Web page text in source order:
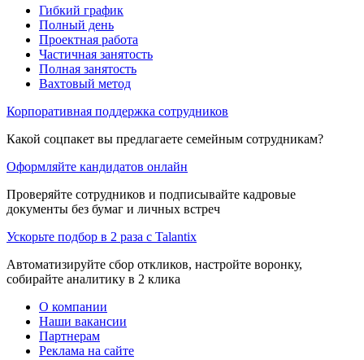
Гибкий график
Полный день
Проектная работа
Частичная занятость
Полная занятость
Вахтовый метод
Корпоративная поддержка сотрудников
Какой соцпакет вы предлагаете семейным сотрудникам?
Оформляйте кандидатов онлайн
Проверяйте сотрудников и подписывайте кадровые
документы без бумаг и личных встреч
Ускорьте подбор в 2 раза с Talantix
Автоматизируйте сбор откликов, настройте воронку,
собирайте аналитику в 2 клика
О компании
Наши вакансии
Партнерам
Реклама на сайте